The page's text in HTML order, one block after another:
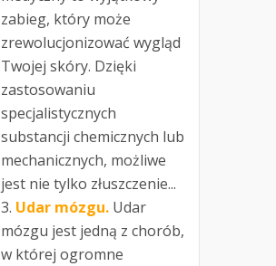
zabieg, który może
zrewolucjonizować wygląd
Twojej skóry. Dzięki
zastosowaniu
specjalistycznych
substancji chemicznych lub
mechanicznych, możliwe
jest nie tylko złuszczenie...
Udar mózgu. Udar
mózgu jest jedną z chorób,
w której ogromne